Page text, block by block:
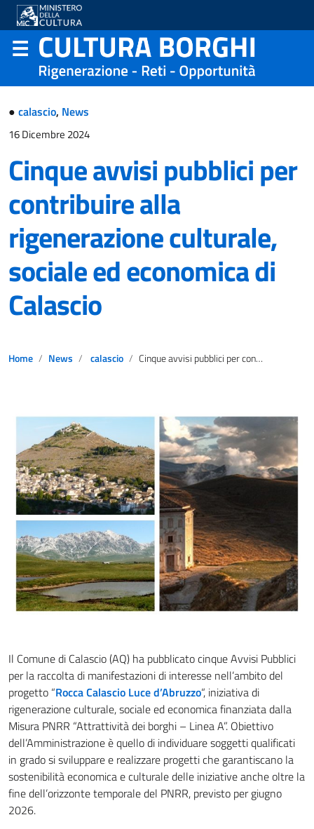
● calascio, News
16 Dicembre 2024
Cinque avvisi pubblici per
contribuire alla
rigenerazione culturale,
sociale ed economica di
Calascio
Home News calascio Cinque avvisi pubblici per contribuire alla rigenerazione culturale, sociale ed economica di Calascio
Il Comune di Calascio (AQ) ha pubblicato cinque Avvisi Pubblici
per la raccolta di manifestazioni di interesse nell’ambito del
progetto “Rocca Calascio Luce d’Abruzzo“, iniziativa di
rigenerazione culturale, sociale ed economica finanziata dalla
Misura PNRR “Attrattività dei borghi – Linea A”. Obiettivo
dell’Amministrazione è quello di individuare soggetti qualificati
in grado si sviluppare e realizzare progetti che garantiscano la
sostenibilità economica e culturale delle iniziative anche oltre la
fine dell’orizzonte temporale del PNRR, previsto per giugno
2026.